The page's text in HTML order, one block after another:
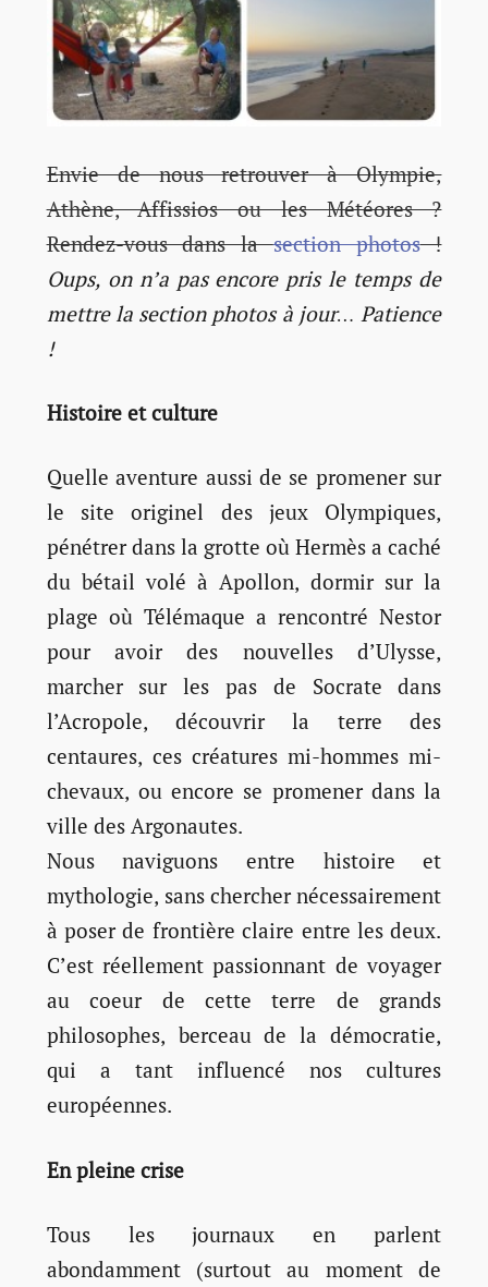
Envie de nous retrouver à Olympie,
Athène, Affissios ou les Météores ?
Rendez-vous dans lasection photos!
Oups, on n’a pas encore pris le temps de
mettre la section photos à jour… Patience
!
Histoire et culture
Quelle aventure aussi de se promener sur
le site originel des jeux Olympiques,
pénétrer dans la grotte où Hermès a caché
du bétail volé à Apollon, dormir sur la
plage où Télémaque a rencontré Nestor
pour avoir des nouvelles d’Ulysse,
marcher sur les pas de Socrate dans
l’Acropole, découvrir la terre des
centaures, ces créatures mi-hommes mi-
chevaux, ou encore se promener dans la
ville des Argonautes.
Nous naviguons entre histoire et
mythologie, sans chercher nécessairement
à poser de frontière claire entre les deux.
C’est réellement passionnant de voyager
au coeur de cette terre de grands
philosophes, berceau de la démocratie,
qui a tant influencé nos cultures
européennes.
En pleine crise
Tous les journaux en parlent
abondamment (surtout au moment de